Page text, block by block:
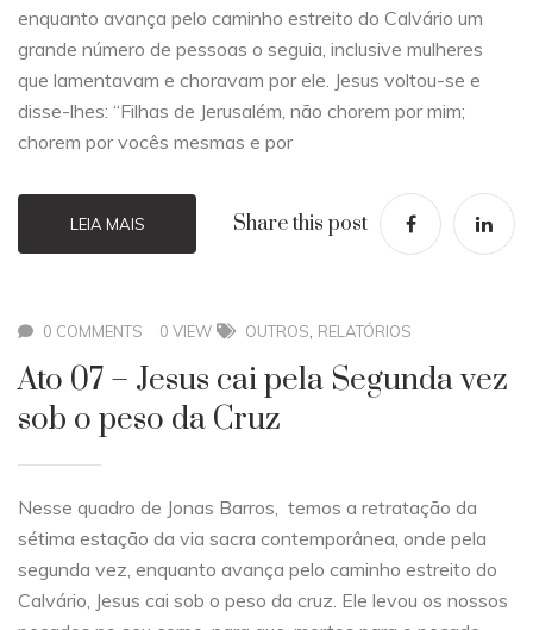
enquanto avança pelo caminho estreito do Calvário um
grande número de pessoas o seguia, inclusive mulheres
que lamentavam e choravam por ele. Jesus voltou-se e
disse-lhes: “Filhas de Jerusalém, não chorem por mim;
chorem por vocês mesmas e por
LEIA MAIS Share this post
0 COMMENTS 0 VIEW OUTROS, RELATÓRIOS
Ato 07 – Jesus cai pela Segunda vez
sob o peso da Cruz
Nesse quadro de Jonas Barros, temos a retratação da
sétima estação da via sacra contemporânea, onde pela
segunda vez, enquanto avança pelo caminho estreito do
Calvário, Jesus cai sob o peso da cruz. Ele levou os nossos